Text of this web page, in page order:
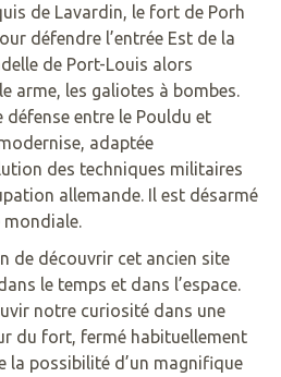
de Lavardin, le fort de Porh
défendre l’entrée Est de la
de Port-Louis alors
arme, les galiotes à bombes.
entre le Pouldu et
adaptée
des techniques militaires
allemande. Il est désarmé
mondiale.
de découvrir cet ancien site
le temps et dans l’espace.
notre curiosité dans une
du fort, fermé habituellement
la possibilité d’un magnifique